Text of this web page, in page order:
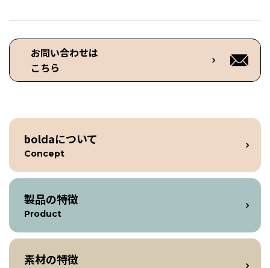
お問い合わせは
こちら
boldaについて
Concept
製品の特徴
Product
素材の特徴